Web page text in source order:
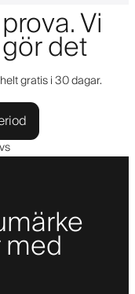
Vi
det
gratis i 30 dagar.